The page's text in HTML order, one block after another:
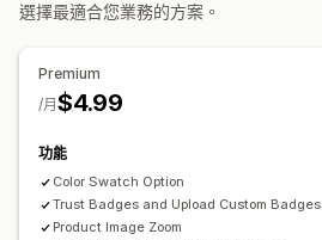
自訂結帳頁面
選擇最適合您業務的方案。
Premium
$4.99
/月
功能
Color Swatch Option
Trust Badges and Upload Custom Badges
Product Image Zoom